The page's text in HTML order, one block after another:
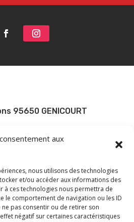
aux
nous utilisons des technologies
et/ou accéder aux informations des
à ces technologies nous permettra de
le comportement de navigation ou les ID
ne pas consentir ou de retirer son
négatif sur certaines caractéristiques
95650 GENICOURT